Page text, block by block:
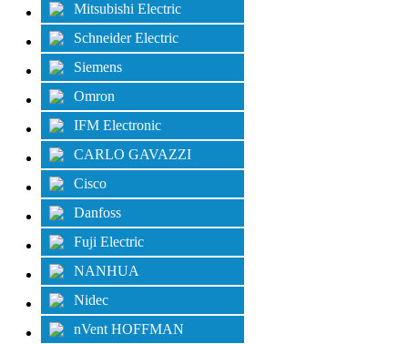
Mitsubishi Electric
Schneider Electric
Siemens
Omron
IFM Electronic
CARLO GAVAZZI
Cisco
Danfoss
Fuji Electric
NANHUA
Nidec
nVent HOFFMAN